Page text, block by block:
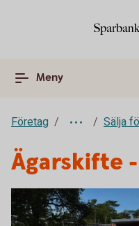
Meny
Företag Sälja
Ägarskifte